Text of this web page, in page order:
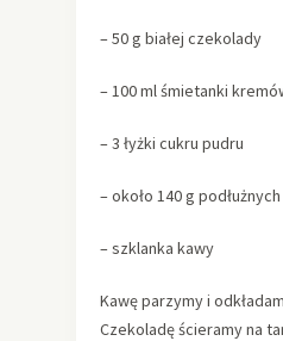
– 50 g białej czekolady
– 100 ml śmietanki
– 3 łyżki cukru pudru
– około 140 g
– szklanka kawy
Kawę parzymy i
Czekoladę ścieramy na